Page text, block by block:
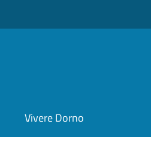
Vivere Dorno